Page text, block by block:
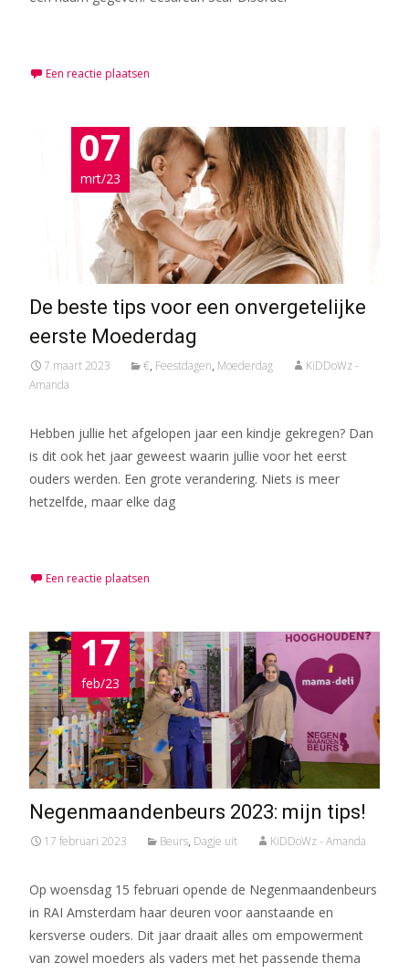
Een reactie plaatsen
07
mrt/23
De beste tips voor een onvergetelijke
eerste Moederdag
7 maart 2023 €, Feestdagen, Moederdag
KiDDoWz -
Amanda
Hebben jullie het afgelopen jaar een kindje gekregen? Dan
is dit ook het jaar geweest waarin jullie voor het eerst
ouders werden. Een grote verandering. Niets is meer
hetzelfde, maar elke dag
Een reactie plaatsen
17
feb/23
Negenmaandenbeurs 2023: mijn tips!
17 februari 2023 Beurs, Dagje uit KiDDoWz - Amanda
Op woensdag 15 februari opende de Negenmaandenbeurs
in RAI Amsterdam haar deuren voor aanstaande en
kersverse ouders. Dit jaar draait alles om empowerment
van zowel moeders als vaders met het passende thema